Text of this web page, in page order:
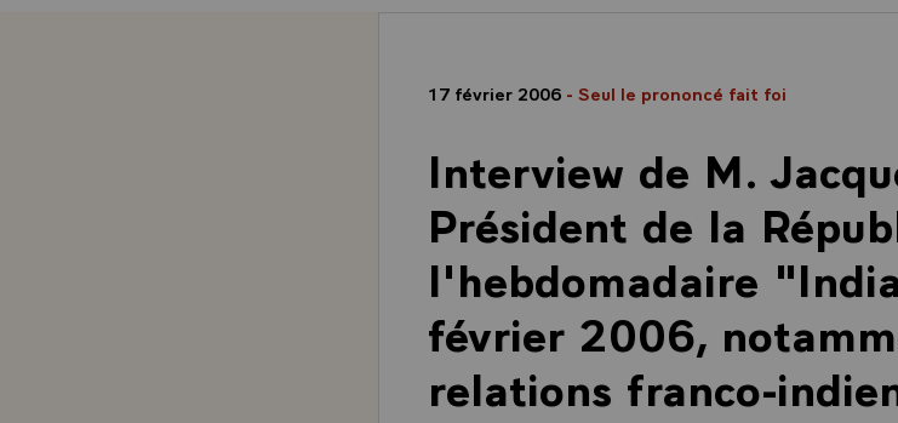
17 février 2006 - Seul le prononcé fait foi
Interview de M.
Président de la
l'hebdomadaire
février 2006,
relations franco-